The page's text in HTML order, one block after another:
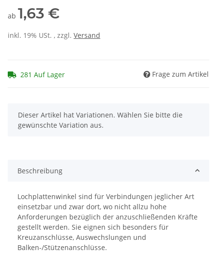
ab 1,63 €
inkl. 19% USt. , zzgl. Versand
281 Auf Lager Frage zum Artikel
x
Dieser Artikel hat Variationen. Wählen Sie bitte die
gewünschte Variation aus.
Beschreibung
Lochplattenwinkel sind für Verbindungen jeglicher Art
einsetzbar und zwar dort, wo nicht allzu hohe
Anforderungen bezüglich der anzuschließenden Kräfte
gestellt werden. Sie eignen sich besonders für
Kreuzanschlüsse, Auswechslungen und
Balken-/Stützenanschlüsse.